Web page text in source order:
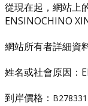
從現在起，網站上
ENSINOCHINO
網站所有者詳細資
姓名或社會原因：
到岸價格：